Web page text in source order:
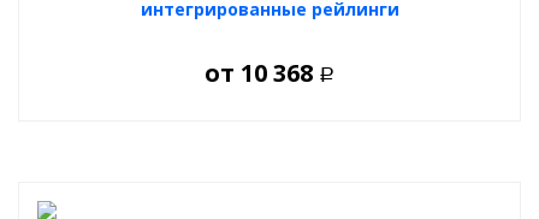
интегрированные рейлинги
от 10 368 Р